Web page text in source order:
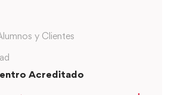
y Clientes
Acreditado